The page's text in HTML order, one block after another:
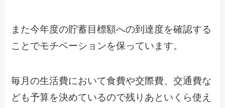
また今年度の貯蓄目標額への到達度を確認する
ことでモチベーションを保っています。
毎月の生活費において食費や交際費、交通費な
ども予算を決めているので残りあといくら使え